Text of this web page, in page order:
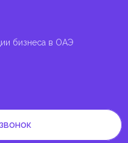
бизнеса в ОАЭ